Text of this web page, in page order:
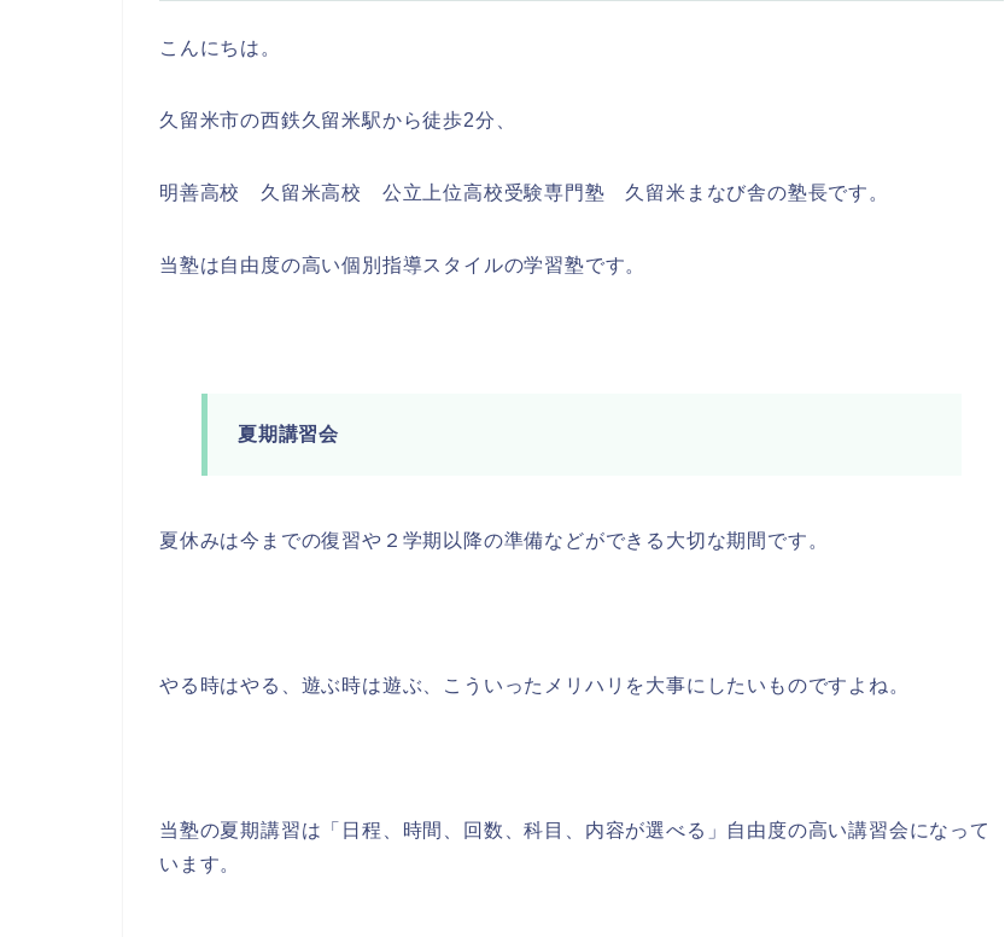
こんにちは。
久留米市の西鉄久留米駅から徒歩2分、
明善高校 久留米高校 公立上位高校受験専門塾 久留米まなび舎の塾長です。
当塾は自由度の高い個別指導スタイルの学習塾です。
夏期講習会
夏休みは今までの復習や２学期以降の準備などができる大切な期間です。
やる時はやる、遊ぶ時は遊ぶ、こういったメリハリを大事にしたいものですよね。
当塾の夏期講習は「日程、時間、回数、科目、内容が選べる」自由度の高い講習会になって
います。